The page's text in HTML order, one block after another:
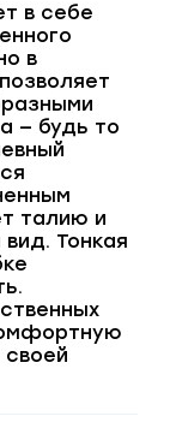
в себе
в
— будь то
талию и
Тонкая